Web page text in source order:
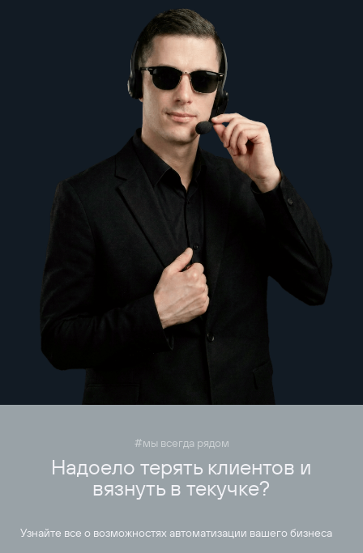
#мы всегда рядом
Надоело терять клиентов и
вязнуть в текучке?
Узнайте все о возможностях автоматизации вашего бизнеса